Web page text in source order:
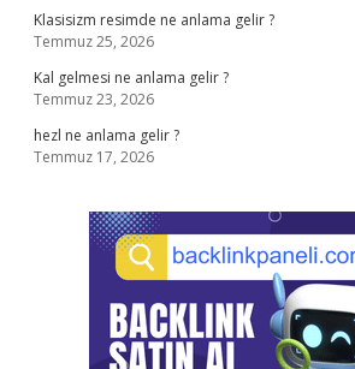
Klasisizm resimde ne anlama gelir ?
Temmuz 25, 2026
Kal gelmesi ne anlama gelir ?
Temmuz 23, 2026
hezl ne anlama gelir ?
Temmuz 17, 2026